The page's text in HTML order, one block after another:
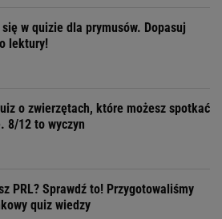
w quizie dla prymusów. Dopasuj
lektury!
o zwierzętach, które możesz spotkać
8/12 to wyczyn
PRL? Sprawdź to! Przygotowaliśmy
quiz wiedzy